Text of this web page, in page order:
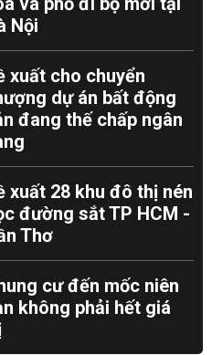
Nội
xuất cho chuyển
dự án bất động
đang thế chấp ngân
xuất 28 khu đô thị nén
đường sắt TP HCM -
Thơ
cư đến mốc niên
không phải hết giá